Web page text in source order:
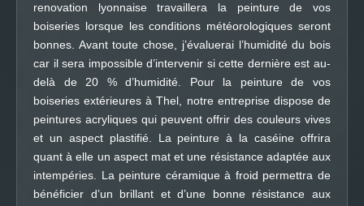
renovation lyonnaise travaillera la peinture de vos
boiseries lorsque les conditions météorologiques seront
bonnes. Avant toute chose, j’évaluerai l’humidité du bois
car il sera impossible d’intervenir si cette dernière est au-
delà de 20 % d’humidité. Pour la peinture de vos
boiseries extérieures à Thel, notre entreprise dispose de
peintures acryliques qui peuvent offrir des couleurs vives
et un aspect plastifié. La peinture à la caséine offrira
quant à elle un aspect mat et une résistance adaptée aux
intempéries. La peinture céramique à froid permettra de
bénéficier d’un brillant et d’une bonne résistance aux